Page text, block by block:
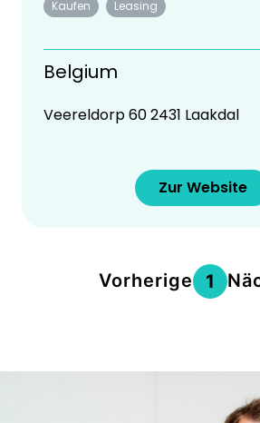
Kaufen Leasing
Belgium
Veereldorp 60 2431 Laakdal
Zur Website
Vorherige 1